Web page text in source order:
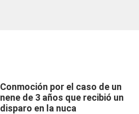
Conmoción por el caso de un
nene de 3 años que recibió un
disparo en la nuca